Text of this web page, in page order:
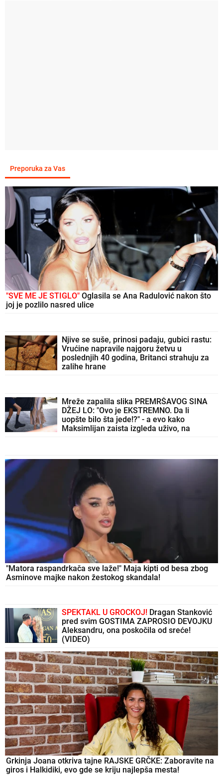
Preporuka za Vas
"SVE ME JE STIGLO" Oglasila se Ana Radulović nakon što
joj je pozlilo nasred ulice
Njive se suše, prinosi padaju, gubici rastu:
Vrućine napravile najgoru žetvu u
poslednjih 40 godina, Britanci strahuju za
zalihe hrane
Mreže zapalila slika PREMRŠAVOG SINA
DŽEJ LO: "Ovo je EKSTREMNO. Da li
uopšte bilo šta jede!?" - a evo kako
Maksimlijan zaista izgleda uživo, na
"Matora raspandrkača sve laže!" Maja kipti od besa zbog
Asminove majke nakon žestokog skandala!
SPEKTAKL U GROCKOJ! Dragan Stanković
pred svim GOSTIMA ZAPROSIO DEVOJKU
Aleksandru, ona poskočila od sreće!
(VIDEO)
Grkinja Joana otkriva tajne RAJSKE GRČKE: Zaboravite na
giros i Halkidiki, evo gde se kriju najlepša mesta!